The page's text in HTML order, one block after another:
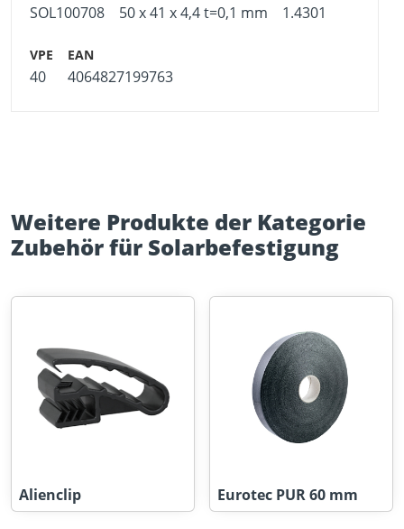
für das Flachdach-System. Für alle anderen Systeme
SOL100711.
SOL100708 50 x 41 x 4,4 t=0,1 mm 1.4301
40 4064827199763
Weitere Produkte der Kategorie
Zubehör für Solarbefestigung
Alienclip Eurotec PUR 60 mm